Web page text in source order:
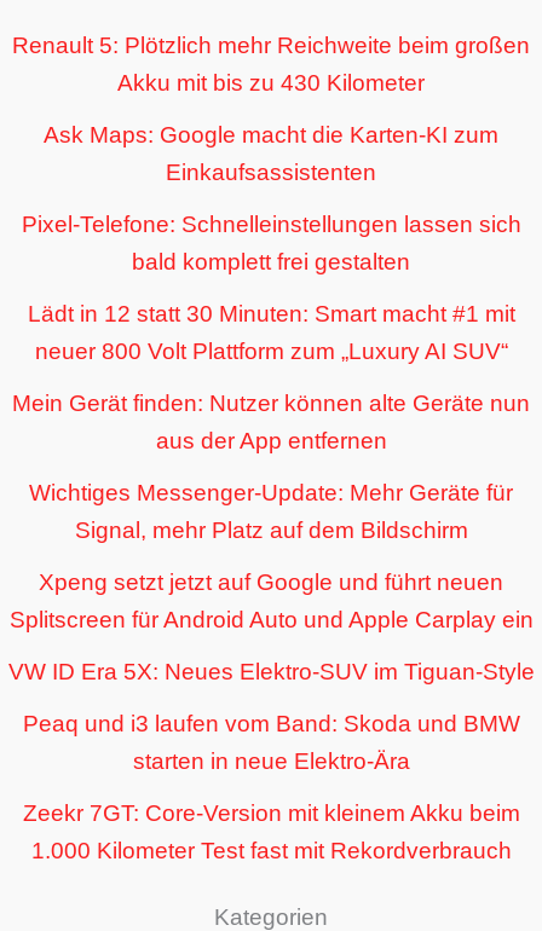
Renault 5: Plötzlich mehr Reichweite beim großen
Akku mit bis zu 430 Kilometer
Ask Maps: Google macht die Karten-KI zum
Einkaufsassistenten
Pixel-Telefone: Schnelleinstellungen lassen sich
bald komplett frei gestalten
Lädt in 12 statt 30 Minuten: Smart macht #1 mit
neuer 800 Volt Plattform zum „Luxury AI SUV“
Mein Gerät finden: Nutzer können alte Geräte nun
aus der App entfernen
Wichtiges Messenger-Update: Mehr Geräte für
Signal, mehr Platz auf dem Bildschirm
Xpeng setzt jetzt auf Google und führt neuen
Splitscreen für Android Auto und Apple Carplay ein
VW ID Era 5X: Neues Elektro-SUV im Tiguan-Style
Peaq und i3 laufen vom Band: Skoda und BMW
starten in neue Elektro-Ära
Zeekr 7GT: Core-Version mit kleinem Akku beim
1.000 Kilometer Test fast mit Rekordverbrauch
Kategorien